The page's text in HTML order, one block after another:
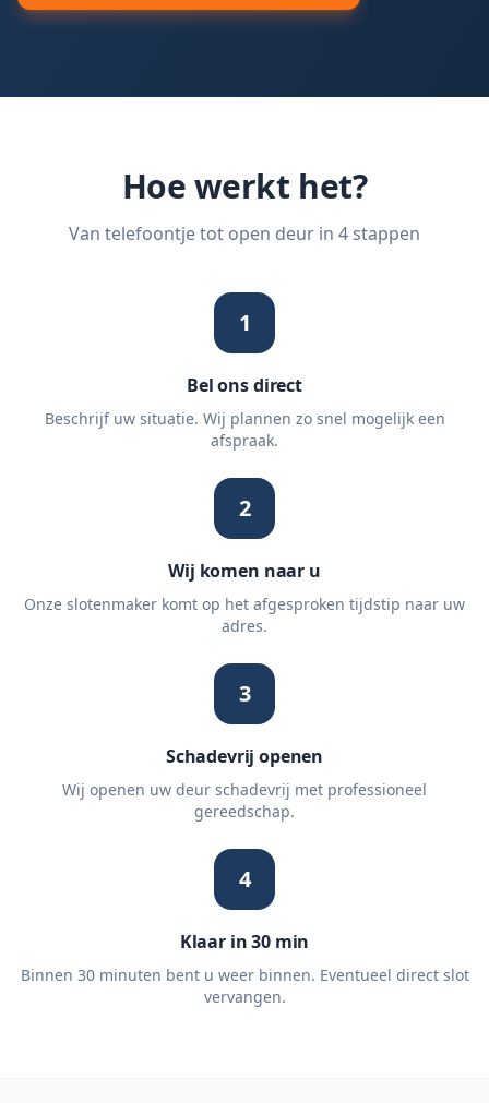
Hoe werkt het?
Van telefoontje tot open deur in 4 stappen
1
Bel ons direct
Beschrijf uw situatie. Wij plannen zo snel mogelijk een
afspraak.
2
Wij komen naar u
Onze slotenmaker komt op het afgesproken tijdstip naar uw
adres.
3
Schadevrij openen
Wij openen uw deur schadevrij met professioneel
gereedschap.
4
Klaar in 30 min
Binnen 30 minuten bent u weer binnen. Eventueel direct slot
vervangen.